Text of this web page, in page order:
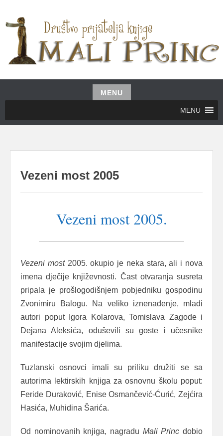
content
MALI PRINC
MENU
to
MENU
Vezeni most 2005
Vezeni most 2005.
Vezeni most2005. okupio je neka stara, ali i nova
imena dječije književnosti. Čast otvaranja susreta
pripala je prošlogodišnjem pobjedniku gospodinu
Zvonimiru Balogu. Na veliko iznenađenje, mladi
autori poput Igora Kolarova, Tomislava Zagode i
Dejana Aleksića, oduševili su goste i učesnike
manifestacije svojim djelima.
Tuzlanski osnovci imali su priliku družiti se sa
autorima lektirskih knjiga za osnovnu školu poput:
Feride Duraković, Enise Osmančević-Ćurić, Zejćira
Hasića, Muhidina Šarića.
Od nominovanih knjiga, nagradu Mali Princ dobio